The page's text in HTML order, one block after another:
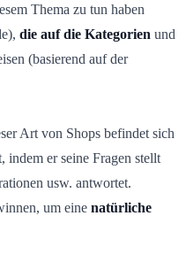
Thema zu tun haben
die auf die Kategorien und
(basierend auf der
Art von Shops befindet sich
indem er seine Fragen stellt
usw. antwortet.
um eine natürliche